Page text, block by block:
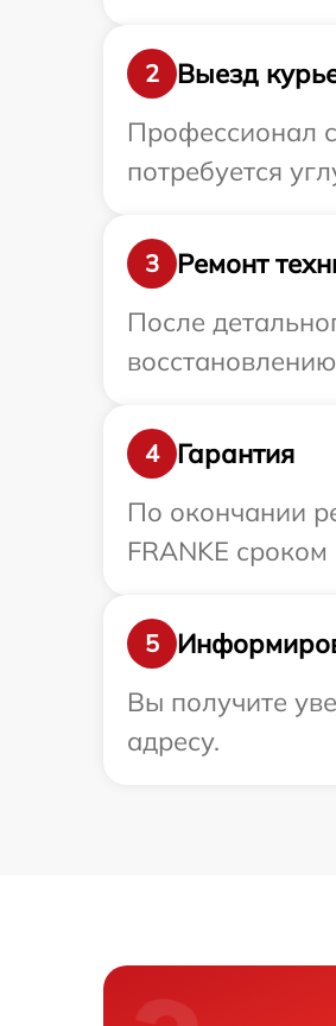
2
Выезд
Профессионал
потребуется
3
Ремонт
После
4
Гарантия
По окончании
FRANKE
5
Вы получите
адресу.